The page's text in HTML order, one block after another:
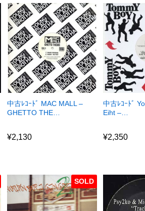
中古ﾚｺｰﾄﾞ MAC MALL –
GHETTO THE…
¥2,130
中古ﾚｺｰﾄﾞ
Eiht –…
¥2,350
SOLD